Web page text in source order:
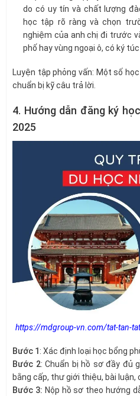
do có uy tín và chất lượng
học tập rõ ràng và chọn
nghiệm của anh chị đi trước
phố hay vùng ngoại ô, có ký
Luyện tập phỏng vấn: Một số
chuẩn bị kỹ câu trả lời.
4. Hướng dẫn đăng ký
2025
https://mdgroup-vn.com/tat-tan-
Bước 1 : Xác định loại học bổng
Bước 2: Chuẩn bị hồ sơ đầy đủ
bằng cấp, thư giới thiệu, bài
Bước 3: Nộp hồ sơ theo hướng